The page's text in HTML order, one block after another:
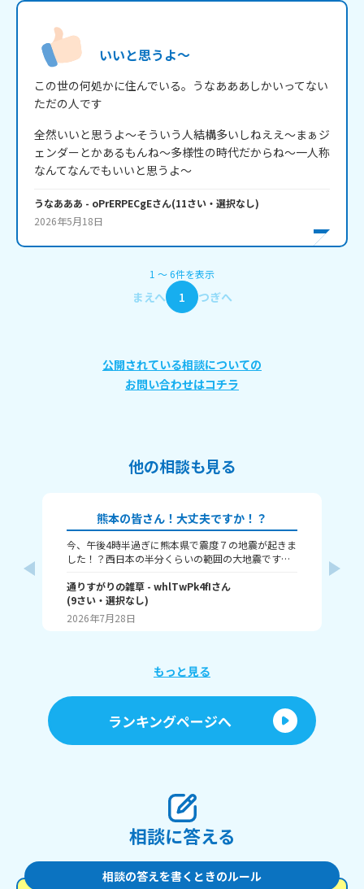
いいと思うよ～
この世の何処かに住んでいる。うなあああしかいってない
ただの人です
全然いいと思うよ～そういう人結構多いしねええ～まぁジ
ェンダーとかあるもんね～多様性の時代だからね～一人称
なんてなんでもいいと思うよ～
うなあああ - oPrERPECgEさん(11さい・ 選択なし)
2026年5月18日
1 〜6件を表示
まえへ 1 つぎへ
公開されている相談についての
お問い合わせはコチラ
他の相談も見る
熊本の皆さん！大丈夫ですか！？
今、午後4時半過ぎに熊本県で震度７の地震が起きま
した！？西日本の半分くらいの範囲の大地震です。
な！？
通りすがりの雑草 - whlTwPk4fIさん
(9さい・ 選択なし)
2026年7月28日
もっと見る
ランキングページへ
相談に答える
相談の答えを書くときのルール